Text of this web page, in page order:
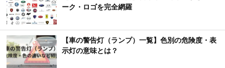
ーク・ロゴを完全網羅
【車の警告灯（ランプ）一覧】色別の危険度・表
示灯の意味とは？